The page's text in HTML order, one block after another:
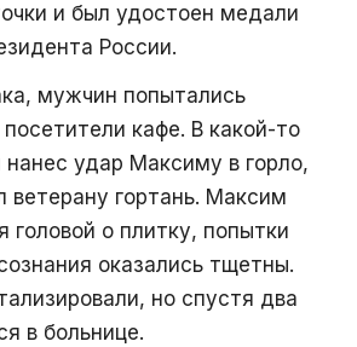
и был удостоен медали
России.
мужчин попытались
кафе. В какой-то
удар Максиму в горло,
ветерану гортань. Максим
головой о плитку, попытки
оказались тщетны.
но спустя два
в больнице.